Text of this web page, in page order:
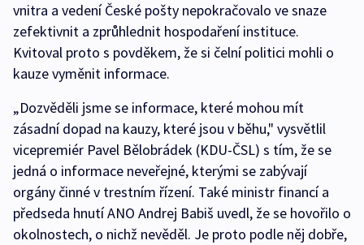
vnitra a vedení České pošty nepokračovalo ve snaze
zefektivnit a zprůhlednit hospodaření instituce.
Kvitoval proto s povděkem, že si čelní politici mohli o
kauze vyměnit informace.
„Dozvěděli jsme se informace, které mohou mít
zásadní dopad na kauzy, které jsou v běhu," vysvětlil
vicepremiér Pavel Bělobrádek (KDU-ČSL) s tím, že se
jedná o informace neveřejné, kterými se zabývají
orgány činné v trestním řízení. Také ministr financí a
předseda hnutí ANO Andrej Babiš uvedl, že se hovořilo o
okolnostech, o nichž nevěděl. Je proto podle něj dobře,